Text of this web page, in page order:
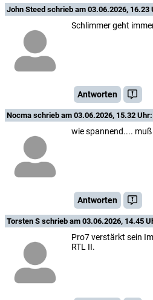
John Steed schrieb am 03.06.2026, 16.23
Schlimmer geht
Antworten
Nocma schrieb am 03.06.2026, 15.32 Uhr:
wie spannend....
Antworten
Torsten S schrieb am 03.06.2026, 14.45
Pro7 verstärkt sein
RTL II.